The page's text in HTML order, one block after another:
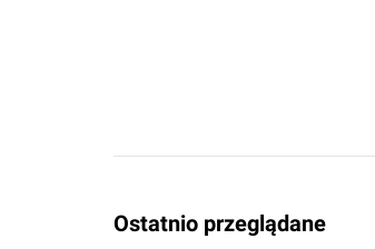
Ostatnio przeglądane